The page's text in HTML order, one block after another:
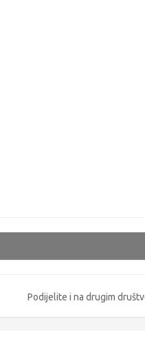
Podijelite i na drugim